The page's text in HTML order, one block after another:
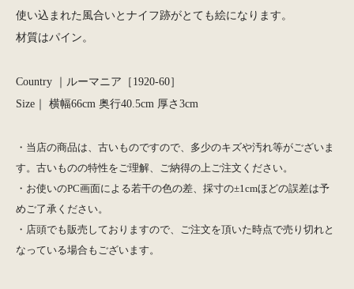
使い込まれた風合いとナイフ跡がとても絵になります。
材質はパイン。
Country ｜ルーマニア［1920-60］
Size｜ 横幅66cm 奥行40.5cm 厚さ3cm
・当店の商品は、古いものですので、多少のキズや汚れ等がございま
す。古いものの特性をご理解、ご納得の上ご注文ください。
・お使いのPC画面による若干の色の差、採寸の±1cmほどの誤差は予
めご了承ください。
・店頭でも販売しておりますので、ご注文を頂いた時点で売り切れと
なっている場合もございます。